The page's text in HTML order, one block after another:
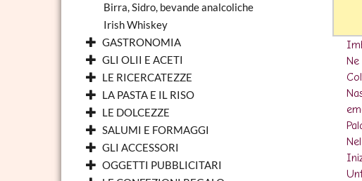
Birra, Sidro, bevande analcoliche
Irish Whiskey
GASTRONOMIA
GLI OLII E ACETI
LE RICERCATEZZE
LA PASTA E IL RISO
LE DOLCEZZE
SALUMI E FORMAGGI
GLI ACCESSORI
OGGETTI PUBBLICITARI
Il